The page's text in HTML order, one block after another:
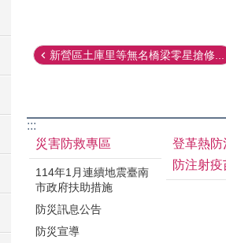
新營區土庫里等無名橋梁零星搶修...
:::
災害防救專區
114年1月連續地震臺南
市政府扶助措施
防災訊息公告
防災宣導
登革熱防
防注射